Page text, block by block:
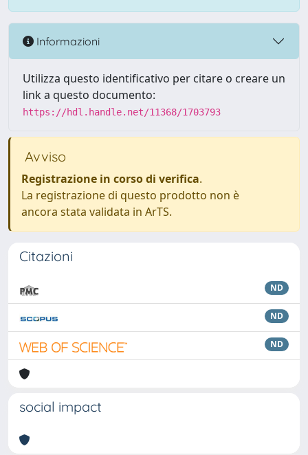
Informazioni
Utilizza questo identificativo per citare o creare un
link a questo documento:
https://hdl.handle.net/11368/1703793
Avviso
Registrazione in corso di verifica.
La registrazione di questo prodotto non è
ancora stata validata in ArTS.
Citazioni
ND
ND
ND
social impact